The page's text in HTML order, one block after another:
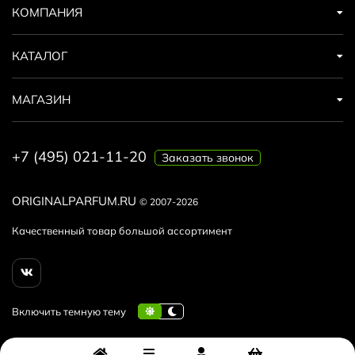
ORIGINALPARFUM.RU © 2007-2026
Качественный товар большой ассортимент
КОМПАНИЯ
КАТАЛОГ
МАГАЗИН
+7 (495) 021-11-20 Заказать звонок